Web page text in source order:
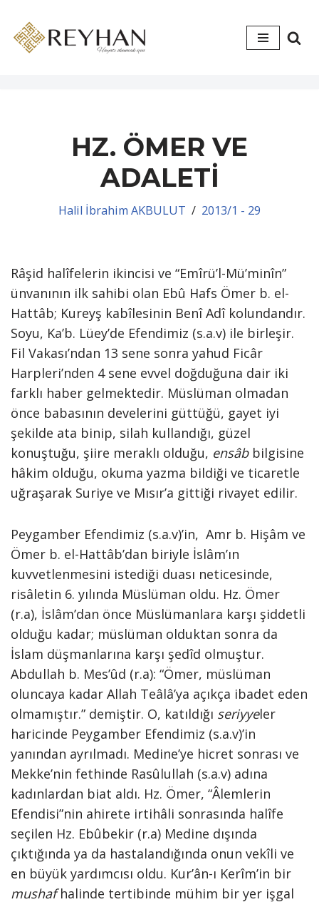
İçeriğe
HZ. ÖMER VE
ADALETİ
Halil İbrahim AKBULUT 2013/1 - 29
Râşid halîfelerin ikincisi ve “Emîrü’l-Mü’minîn”
ünvanının ilk sahibi olan Ebû Hafs Ömer b. el-
Hattâb; Kureyş kabîlesinin Benî Adî kolundandır.
Soyu, Ka’b. Lüey’de Efendimiz (s.a.v) ile birleşir.
Fil Vakası’ndan 13 sene sonra yahud Ficâr
Harpleri’nden 4 sene evvel doğduğuna dair iki
farklı haber gelmektedir. Müslüman olmadan
önce babasının develerini güttüğü, gayet iyi
şekilde ata binip, silah kullandığı, güzel
konuştuğu, şiire meraklı olduğu, ensâbbilgisine
hâkim olduğu, okuma yazma bildiği ve ticaretle
uğraşarak Suriye ve Mısır’a gittiği rivayet edilir.
Peygamber Efendimiz (s.a.v)’in, Amr b. Hişâm ve
Ömer b. el-Hattâb’dan biriyle İslâm’ın
kuvvetlenmesini istediği duası neticesinde,
risâletin 6. yılında Müslüman oldu. Hz. Ömer
(r.a), İslâm’dan önce Müslümanlara karşı şiddetli
olduğu kadar; müslüman olduktan sonra da
İslam düşmanlarına karşı şedîd olmuştur.
Abdullah b. Mes’ûd (r.a): “Ömer, müslüman
oluncaya kadar Allah Teâlâ’ya açıkça ibadet eden
olmamıştır.” demiştir. O, katıldığı seriyyeler
haricinde Peygamber Efendimiz (s.a.v)’in
yanından ayrılmadı. Medine’ye hicret sonrası ve
Mekke’nin fethinde Rasûlullah (s.a.v) adına
kadınlardan biat aldı. Hz. Ömer, “Âlemlerin
Efendisi”nin ahirete irtihâli sonrasında halîfe
seçilen Hz. Ebûbekir (r.a) Medine dışında
çıktığında ya da hastalandığında onun vekîli ve
en büyük yardımcısı oldu. Kur’ân-ı Kerîm’in bir
mushafhalinde tertibinde mühim bir yer işgal